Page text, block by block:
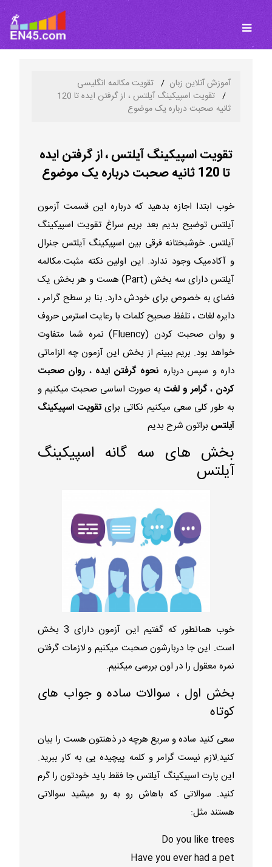
آموزش آنلاین زبان
تقویت مکالمه انگلیسی
تقویت اسپیکینگ آیلتس ، از گرفتن ایده تا 120
ثانیه صحبت درباره یک موضوع
تقویت اسپیکینگ آیلتس ، از گرفتن ایده
تا 120 ثانیه صحبت درباره یک موضوع
خوب ابتدا اجازه بدهید که درباره این قسمت آزمون
آیلتس توضیح بدیم بعد بریم سراغ تقویت اسپیکینگ
آیلتس. خوشبختانه فرقی بین اسپیکینگ آیلتس جنرال
و آکادمیک وجود ندارد. این اولین نکته مثبت.مکالمه
آیلتس دارای سه بخش (Part) هست و هر بخش یک
فضای به خصوص برای خودش دارد. بنا بر سطح گرامر ،
دایره لغات ، تلفظ صحیح کلمات با رعایت استرس حروف
و روان صحبت کردن (Fluency) نمره شما متفاوت
خواهد بود. بریم ببینم از بخش این آزمون چه الزاماتی
داره و سپس درباره نحوه گرفتن ایده ، روان صحبت
کردن ،گرامر و لغت به صورت اساسی صحبت میکنیم و
به طور کلی سعی میکنیم نکاتی برای تقویت اسپیکینگ
آیلتس براتون شرح بدیم
بخش های سه گانه اسپیکینگ
آیلتس
خوب همانطور که گفتیم این آزمون دارای 3 بخش
است. این جا دربارشون صحبت میکنیم و لازمات گرفتن
نمره معقول را در اون بررسی میکنیم.
بخش اول ، سوالات ساده و جواب های
کوتاه
سعی کنید ساده و سریع هرچه در ذهنتون هست را بیان
کنید.لازم نیست گرامر و کلمه پیچیده یی به کار ببرید.
این پارت اسپیکینگ آیلتس جا فقط باید خودتون را گرم
کنید. سوالاتی که باهاش رو به رو میشید سوالاتی
هستند مثل:
Do you like trees
Have you ever had a pet